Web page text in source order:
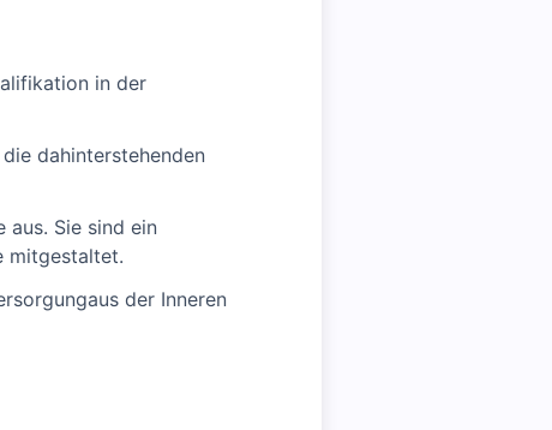
in der
dahinterstehenden
aus. Sie sind ein
mitgestaltet.
der Inneren